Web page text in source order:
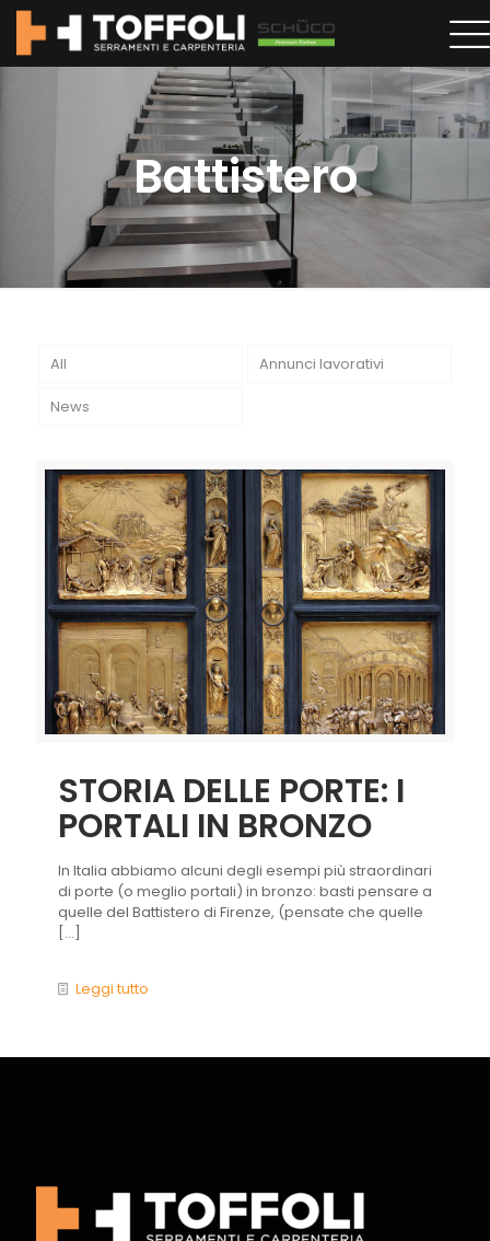
Battistero
All Annunci lavorativi
News
STORIA DELLE PORTE: I
PORTALI IN BRONZO
In Italia abbiamo alcuni degli esempi più straordinari
di porte (o meglio portali) in bronzo: basti pensare a
quelle del Battistero di Firenze, (pensate che quelle
[…]
Leggi tutto